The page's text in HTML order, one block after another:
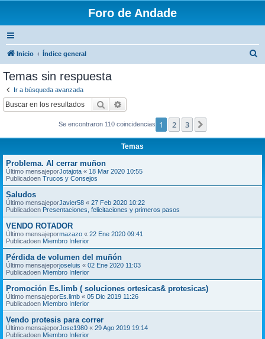
Foro de Andade
Inicio Índice general
Temas sin respuesta
Ir a búsqueda avanzada
Buscar
Se encontraron 110 coincidencias 1 2 3
Temas
Problema. Al cerrar muñon
Último mensajeporJotajota « 18 Mar 2020 10:55
Publicadoen Trucos y Consejos
Saludos
Último mensajeporJavier58 « 27 Feb 2020 10:22
Publicadoen Presentaciones, felicitaciones y primeros pasos
VENDO ROTADOR
Último mensajepormazazo « 22 Ene 2020 09:41
Publicadoen Miembro Inferior
Pérdida de volumen del muñón
Último mensajeporjoseluis « 02 Ene 2020 11:03
Publicadoen Miembro Inferior
Promoción Es.limb ( soluciones ortesicas& protesicas)
Último mensajeporEs.limb « 05 Dic 2019 11:26
Publicadoen Miembro Inferior
Vendo protesis para correr
Último mensajeporJose1980 « 29 Ago 2019 19:14
Publicadoen Miembro Inferior